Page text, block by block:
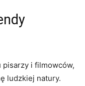
pisarzy i filmowców,
ludzkiej natury.